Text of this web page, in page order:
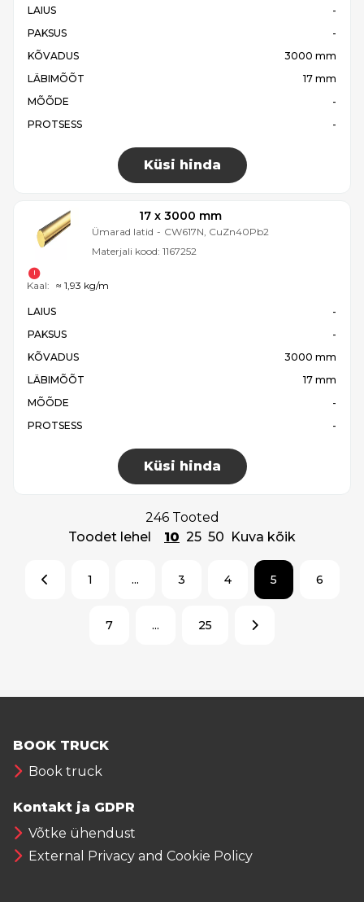
LAIUS
-
PAKSUS
-
KÕVADUS
3000 mm
LÄBIMÕÕT
17 mm
MÕÕDE
-
PROTSESS
-
Küsi hinda
17 x 3000 mm
Ümarad latid - CW617N, CuZn40Pb2
Materjali kood: 1167252
LAIUS
-
PAKSUS
-
KÕVADUS
3000 mm
LÄBIMÕÕT
17 mm
MÕÕDE
-
PROTSESS
-
Küsi hinda
Kaal: ≈ 1,93 kg/m
246 Tooted
Toodet lehel
10 25 50 Kuva kõik
1 ... 3 4 5 6
7 ... 25
BOOK TRUCK
Book truck
Kontakt ja GDPR
Võtke ühendust
External Privacy and Cookie Policy